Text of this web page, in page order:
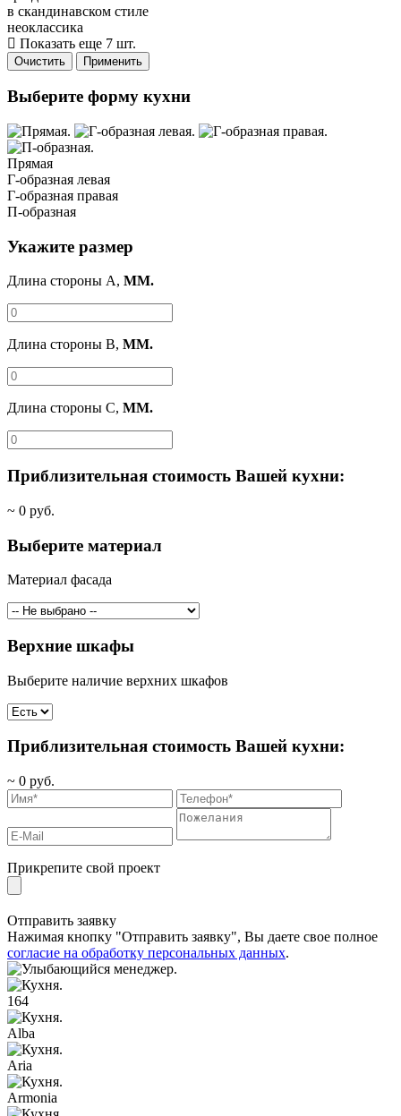
в скандинавском стиле
неоклассика
Показать еще 7 шт.
Очистить Применить
Выберите форму кухни
Прямая
Г-образная левая
Г-образная правая
П-образная
Укажите размер
Длина стороны A, ММ.
Длина стороны B, ММ.
Длина стороны C, ММ.
Приблизительная стоимость Вашей кухни:
~ 0 руб.
Выберите материал
Материал фасада
Верхние шкафы
Выберите наличие верхних шкафов
Приблизительная стоимость Вашей кухни:
~ 0 руб.
Прикрепите свой проект
Отправить заявку
Нажимая кнопку "Отправить заявку", Вы даете свое полное
согласие на обработку персональных данных.
164
Alba
Aria
Armonia